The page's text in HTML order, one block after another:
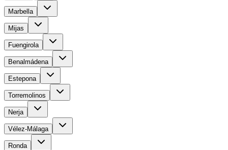
Marbella
Mijas
Fuengirola
Benalmádena
Estepona
Torremolinos
Nerja
Vélez-Málaga
Ronda